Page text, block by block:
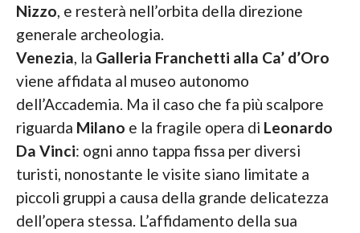
Nizzo, e resterà nell’orbita della direzione
generale archeologia.
Venezia, la Galleria Franchetti alla Ca’ d’Oro
viene affidata al museo autonomo
dell’Accademia. Ma il caso che fa più scalpore
riguarda Milano e la fragile opera di Leonardo
Da Vinci: ogni anno tappa fissa per diversi
turisti, nonostante le visite siano limitate a
piccoli gruppi a causa della grande delicatezza
dell’opera stessa. L’affidamento della sua